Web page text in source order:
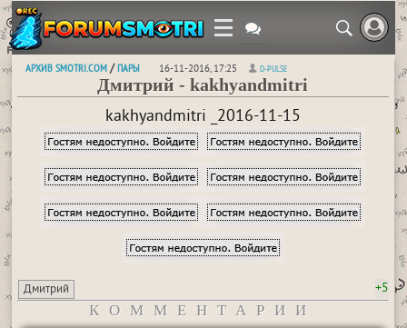
АРХИВ SMOTRI.COM /ПАРЫ 16-11-2016, 17:25 D-PULSE
Дмитрий - kakhyandmitri
kakhyandmitri _2016-11-15
Дмитрий +5
КОММЕНТАРИИ